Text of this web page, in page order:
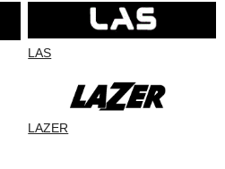
LAS
LAZER